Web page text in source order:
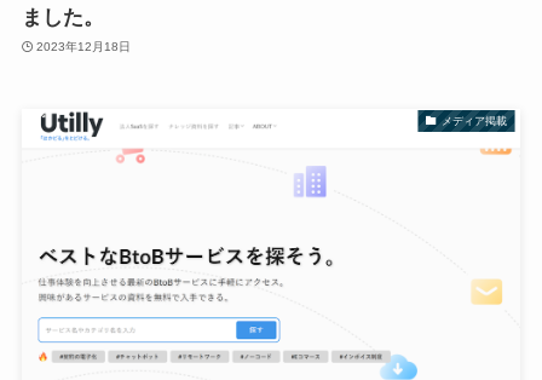
ました。
2023年12月18日
メディア掲載